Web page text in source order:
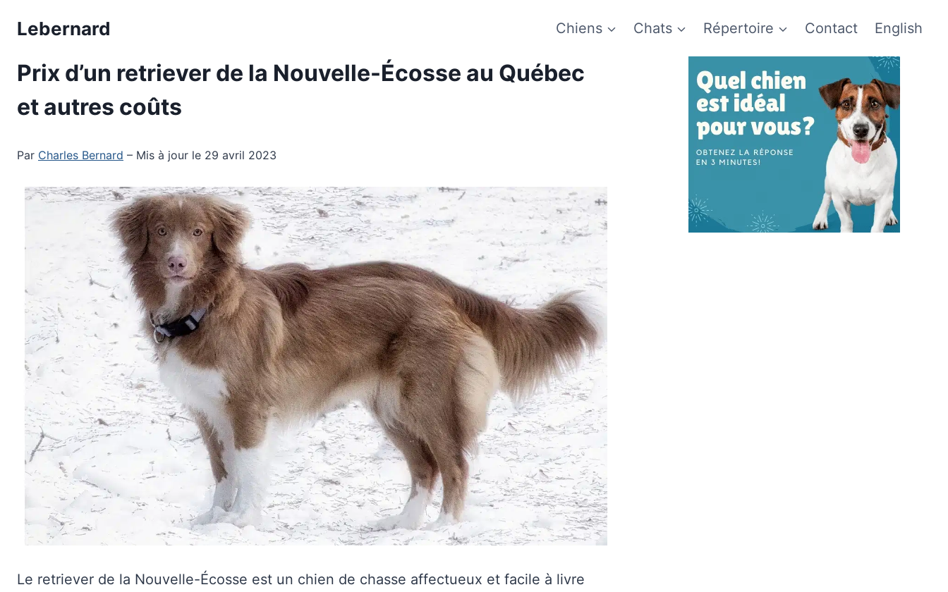
Lebernard Chiens Chats Répertoire Contact English
Prix d’un retriever de la Nouvelle-Écosse au Québec
et autres coûts
Par Charles Bernard – Mis à jour le 29 avril 2023
Le retriever de la Nouvelle-Écosse est un chien de chasse affectueux et facile à livre